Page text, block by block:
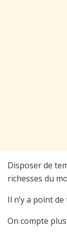
Disposer de
richesses du
Il n’y a point
On compte